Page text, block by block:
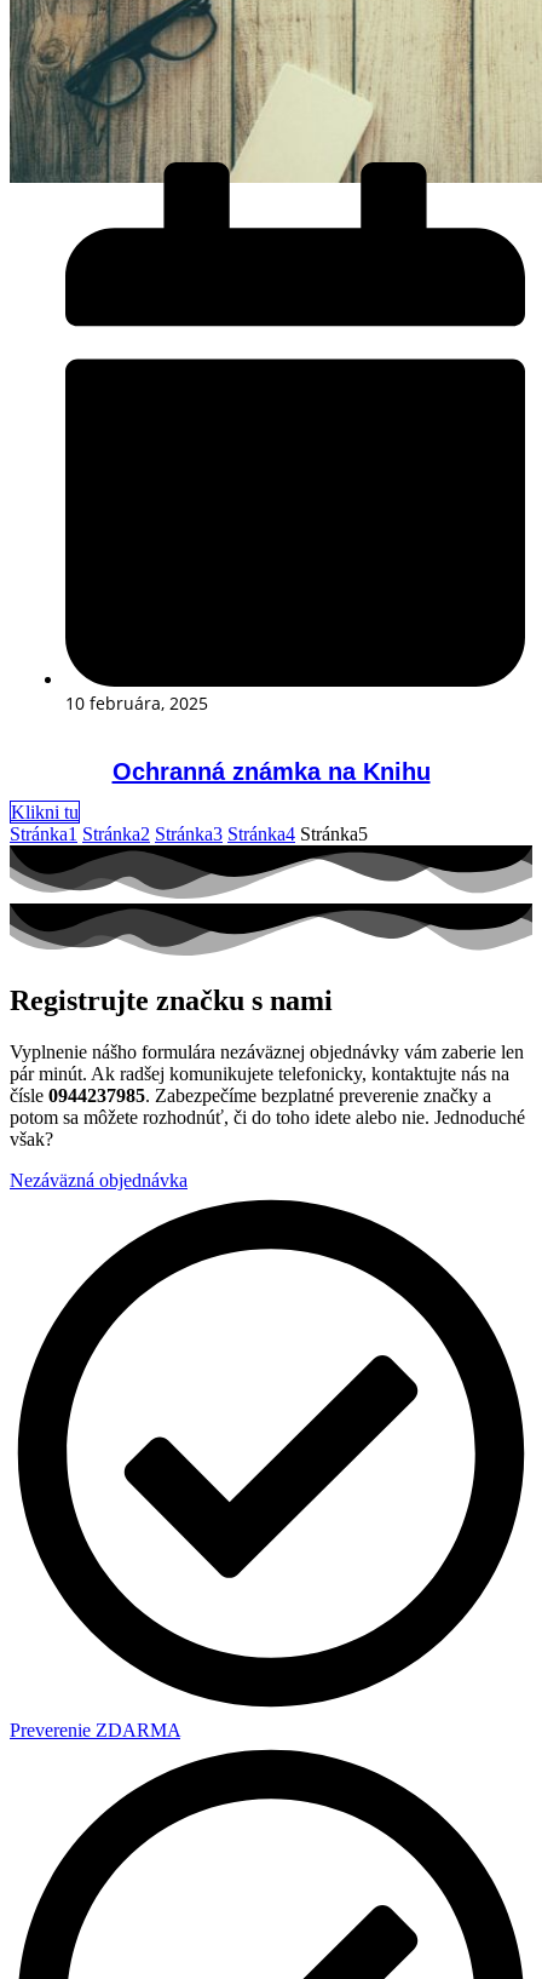
10 februára, 2025
Ochranná známka na Knihu
Klikni tu
Stránka1 Stránka2 Stránka3 Stránka4 Stránka5
Registrujte značku s nami
Vyplnenie nášho formulára nezáväznej objednávky vám zaberie len
pár minút. Ak radšej komunikujete telefonicky, kontaktujte nás na
čísle 0944237985. Zabezpečíme bezplatné preverenie značky a
potom sa môžete rozhodnúť, či do toho idete alebo nie. Jednoduché
však?
Nezáväzná objednávka
Preverenie ZDARMA